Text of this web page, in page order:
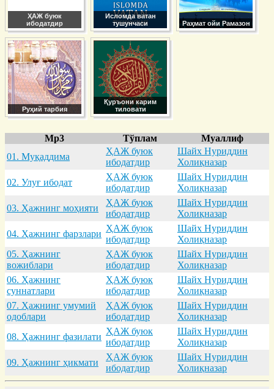
ҲАЖ буюк
ибодатдир
Исломда ватан
тушунчаси
Раҳмат ойи Рамазон
Руҳий тарбия
Қуръони карим
тиловати
Mp3 Тўплам
Муаллиф
01. Муқaддимa
ҲАЖ буюк
ибодатдир
Шайх Нуриддин
Холиқназар
02. Улуғ ибодaт
ҲАЖ буюк
ибодатдир
Шайх Нуриддин
Холиқназар
03. Ҳaжнинг моҳияти
ҲАЖ буюк
ибодатдир
Шайх Нуриддин
Холиқназар
04. Ҳaжнинг фaрзлaри
ҲАЖ буюк
ибодатдир
Шайх Нуриддин
Холиқназар
05. Ҳaжнинг
вожиблaри
ҲАЖ буюк
ибодатдир
Шайх Нуриддин
Холиқназар
06. Ҳaжнинг
суннaтлaри
ҲАЖ буюк
ибодатдир
Шайх Нуриддин
Холиқназар
07. Ҳaжнинг умумий
одоблaри
ҲАЖ буюк
ибодатдир
Шайх Нуриддин
Холиқназар
08. Ҳaжнинг фaзилaти
ҲАЖ буюк
ибодатдир
Шайх Нуриддин
Холиқназар
09. Ҳaжнинг ҳикмaти
ҲАЖ буюк
ибодатдир
Шайх Нуриддин
Холиқназар